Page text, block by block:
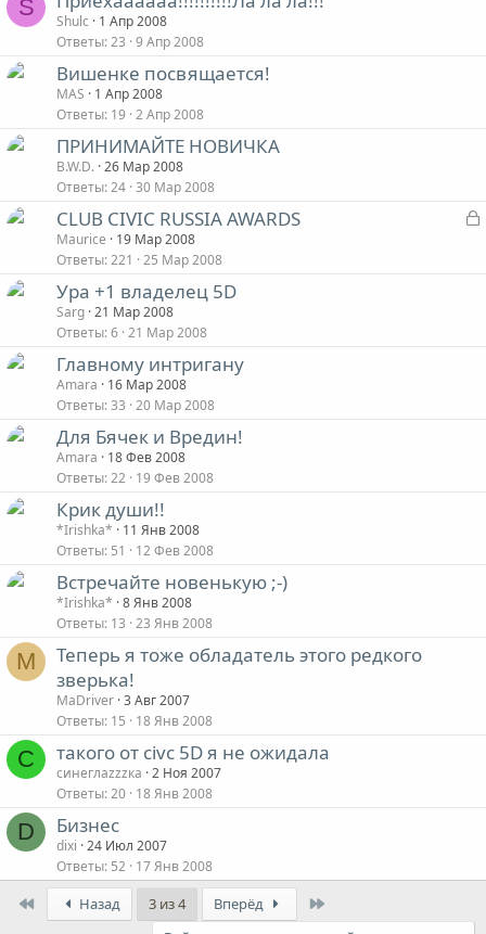
S
Shulc
1 Апр 2008
Ответы 23 9 Апр 2008
Вишенке посвящается!
MAS
1 Апр 2008
Ответы 19 2 Апр 2008
ПРИНИМАЙТЕ НОВИЧКА
B.W.D. 26 Мар 2008
Ответы 24 30 Мар 2008
CLUB CIVIC RUSSIA AWARDS
Maurice
19 Мар 2008
Ответы 221 25 Мар 2008
Ура +1 владелец 5D
Sarg 21 Мар 2008
Ответы 6 21 Мар 2008
Главному интригану
Amara
16 Мар 2008
Ответы 33 20 Мар 2008
Для Бячек и Вредин!
Amara
18 Фев 2008
Ответы 22 19 Фев 2008
Крик души!!
*Irishka*
11 Янв 2008
Ответы 51 12 Фев 2008
Встречайте новенькую ;-)
*Irishka* 8 Янв 2008
Ответы 13 23 Янв 2008
M
Теперь я тоже обладатель этого редкого
зверька!
MaDriver 3 Авг 2007
Ответы 15 18 Янв 2008
С такого от civc 5D я не ожидала
синеглаzzzка 2 Ноя 2007
Ответы 20 18 Янв 2008
D Бизнес
dixi 24 Июл 2007
Ответы 52 17 Янв 2008
Назад 3 из 4 Вперёд